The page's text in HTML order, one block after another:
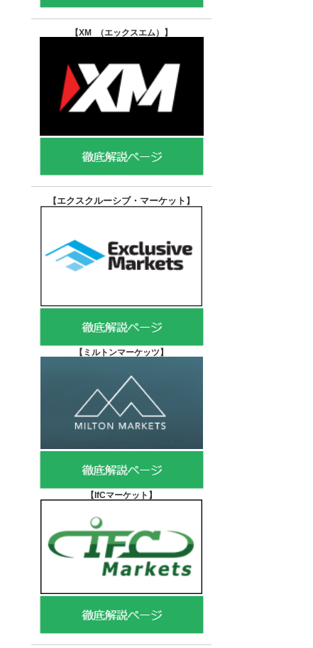
【XM （エックスエム） 】
【エクスクルーシブ・マーケット 】
【 ミルトンマーケッツ】
【IfCマーケット 】